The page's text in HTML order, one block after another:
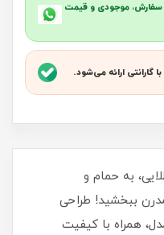
سفارش، موجودی و قیمت
گارانتی ارائه می‌شود.
به حمام و
ببخشید! طراحی
همراه با کیفیت